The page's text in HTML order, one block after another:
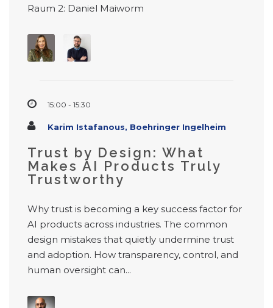
Raum 2: Daniel Maiworm
15:00 - 15:30
Karim Istafanous, Boehringer Ingelheim
Trust by Design: What
Makes AI Products Truly
Trustworthy
Why trust is becoming a key success factor for
AI products across industries. The common
design mistakes that quietly undermine trust
and adoption. How transparency, control, and
human oversight can...